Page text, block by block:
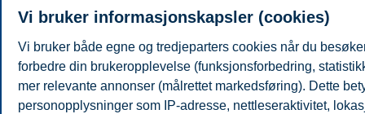
Vi bruker informasjonskapsler (cookies)
Vi bruker både egne og tredjeparters cookies når du
forbedre din brukeropplevelse (funksjonsforbedring,
mer relevante annonser (målrettet markedsføring). Dette
personopplysninger som IP-adresse, nettleseraktivitet,